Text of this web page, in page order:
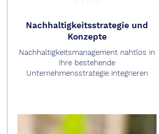
Nachhaltigkeitsstrategie und
Konzepte
Nachhaltigkeitsmanagement nahtlos in
Ihre bestehende
Unternehmensstrategie integrieren